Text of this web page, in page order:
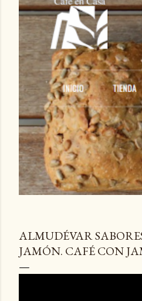
ALMUDÉVAR
JAMÓN. CAFÉ CON